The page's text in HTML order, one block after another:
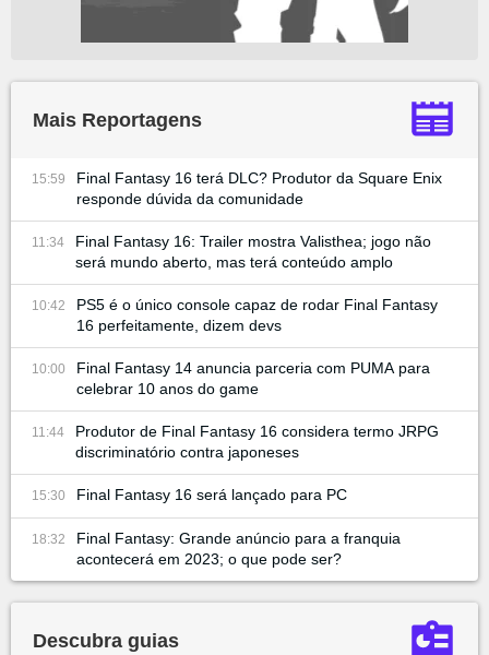
Mais Reportagens
15:59
Final Fantasy 16 terá DLC? Produtor da Square Enix
responde dúvida da comunidade
11:34
Final Fantasy 16: Trailer mostra Valisthea; jogo não
será mundo aberto, mas terá conteúdo amplo
10:42
PS5 é o único console capaz de rodar Final Fantasy
16 perfeitamente, dizem devs
10:00
Final Fantasy 14 anuncia parceria com PUMA para
celebrar 10 anos do game
11:44
Produtor de Final Fantasy 16 considera termo JRPG
discriminatório contra japoneses
15:30 Final Fantasy 16 será lançado para PC
18:32
Final Fantasy: Grande anúncio para a franquia
acontecerá em 2023; o que pode ser?
Descubra guias